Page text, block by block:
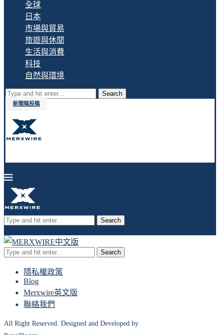
全球
日本
市場與貿易
旅遊與休閒
生活與消費
科技
自然與環境
Search
新聞稿投稿
Search
Search
隱私權政策
Blog
Merxwire英文版
聯絡我們
All Right Reserved. Designed and Developed by